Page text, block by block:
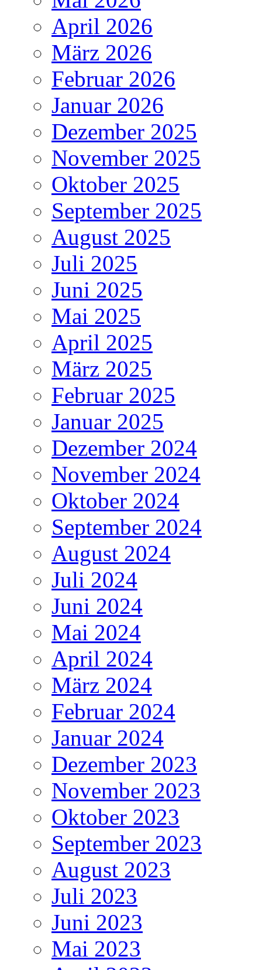
April 2026
März 2026
Februar 2026
Januar 2026
Dezember 2025
November 2025
Oktober 2025
September 2025
August 2025
Juli 2025
Juni 2025
Mai 2025
April 2025
März 2025
Februar 2025
Januar 2025
Dezember 2024
November 2024
Oktober 2024
September 2024
August 2024
Juli 2024
Juni 2024
Mai 2024
April 2024
März 2024
Februar 2024
Januar 2024
Dezember 2023
November 2023
Oktober 2023
September 2023
August 2023
Juli 2023
Juni 2023
Mai 2023